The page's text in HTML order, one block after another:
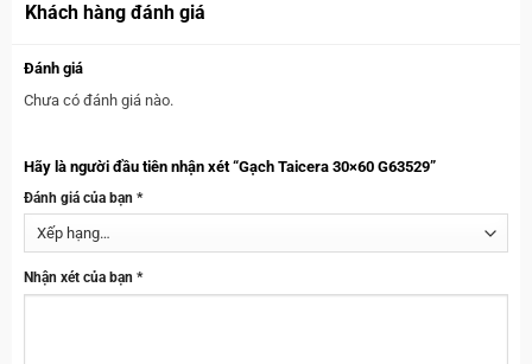
Khách hàng đánh giá
Đánh giá
Chưa có đánh giá nào.
Hãy là người đầu tiên nhận xét “Gạch Taicera 30×60 G63529”
Đánh giá của bạn *
Nhận xét của bạn *